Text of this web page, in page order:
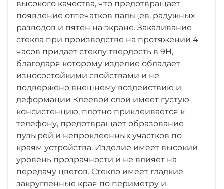
высокого качества, что предотвращает
появление отпечатков пальцев, радужных
разводов и пятен на экране. Закаливание
стекла при производстве на протяжении 4
часов придает стеклу твердость в 9Н,
благодаря которому изделие обладает
износостойкими свойствами и не
подвержено внешнему воздействию и
деформации Клеевой слой имеет густую
консистенцию, плотно приклеивается к
телефону, предотвращает образование
пузырей и непроклеенных участков по
краям устройства. Изделие имеет высокий
уровень прозрачности и не влияет на
передачу цветов. Стекло имеет гладкие
закругленные края по периметру и